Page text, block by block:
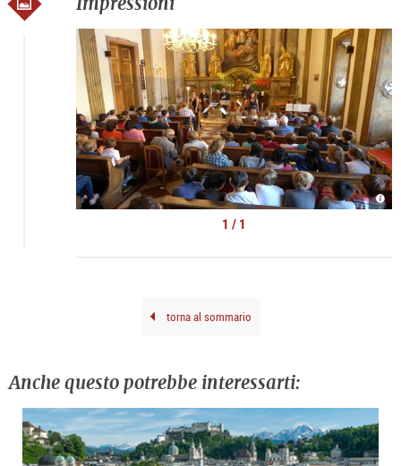
©
1 / 1
torna al sommario
Anche questo potrebbe interessarti: